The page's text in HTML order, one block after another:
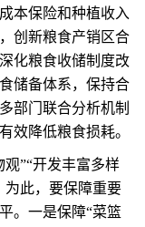
本保险和种植收入
创新粮食产销区合
化粮食收储制度改
储备体系，保持合
部门联合分析机制
效降低粮食损耗。
”“开发丰富多样
为此，要保障重要
。一是保障“菜篮